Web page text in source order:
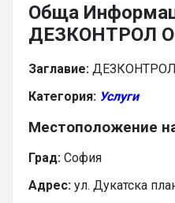
Обща
ДЕЗКОНТРОЛ
Заглавие:
Категория: Услуги
Местоположение
Град: София
Адрес: ул. Дукатска